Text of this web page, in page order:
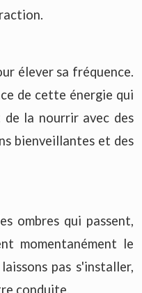
élever sa fréquence.
de cette énergie qui
la nourrir avec des
bienveillantes et des
ombres qui passent,
momentanément le
pas s'installer,
conduite.